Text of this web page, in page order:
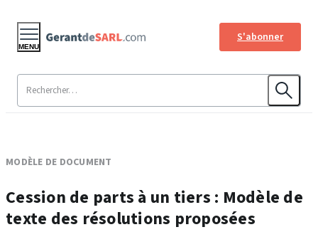
S'abonner
MENU
MODÈLE DE DOCUMENT
Cession de parts à un tiers : Modèle de
texte des résolutions proposées